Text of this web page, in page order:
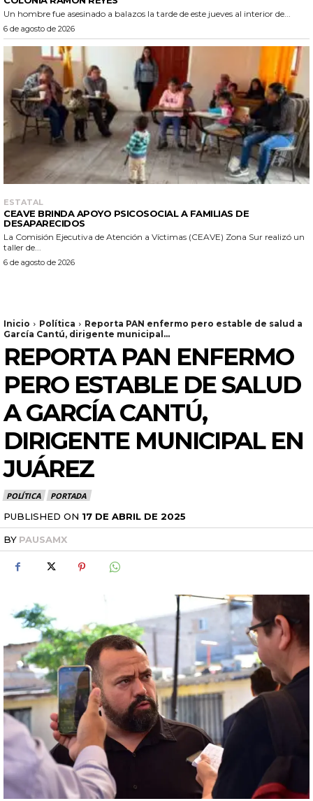
Un hombre fue asesinado a balazos la tarde de este jueves al interior de...
6 de agosto de 2026
ESTATAL
CEAVE BRINDA APOYO PSICOSOCIAL A FAMILIAS DE
DESAPARECIDOS
La Comisión Ejecutiva de Atención a Víctimas (CEAVE) Zona Sur realizó un
taller de...
6 de agosto de 2026